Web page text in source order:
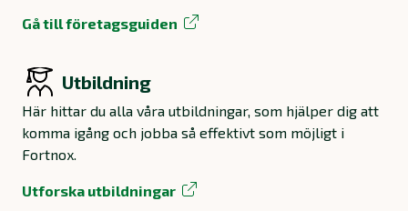
Gå till företagsguiden
Utbildning
Här hittar du alla våra utbildningar, som hjälper dig att
komma igång och jobba så effektivt som möjligt i
Fortnox.
Utforska utbildningar